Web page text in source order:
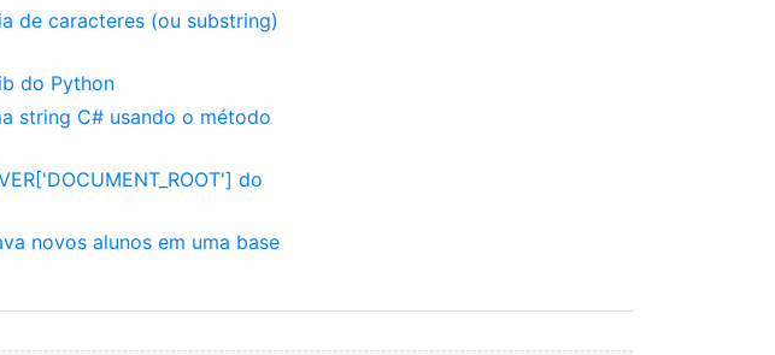
de caracteres (ou substring)
do Python
string C# usando o método
do
novos alunos em uma base